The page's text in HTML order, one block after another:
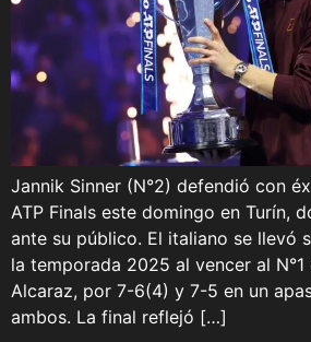
Jannik Sinner (N°2) defendió con
ATP Finals este domingo en Turín,
ante su público. El italiano se llevó
la temporada 2025 al vencer al
Alcaraz, por 7-6(4) y 7-5 en un
ambos. La final reflejó […]